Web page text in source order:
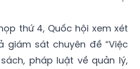
thứ 4, Quốc hội xem xét
giám sát chuyên đề “Việc
pháp luật về quản lý,